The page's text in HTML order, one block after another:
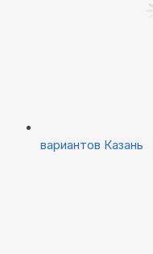
вариантов Казань